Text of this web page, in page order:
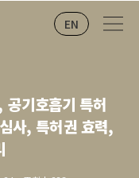
EN
기호흡기 특허
사, 특허권 효력,